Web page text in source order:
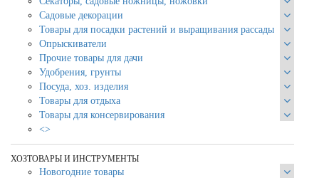
Садовые декорации
Товары для посадки растений и выращивания рассады
Опрыскиватели
Прочие товары для дачи
Удобрения, грунты
Посуда, хоз. изделия
Товары для отдыха
Товары для консервирования
<>
ХОЗТОВАРЫ И ИНСТРУМЕНТЫ
Новогодние товары